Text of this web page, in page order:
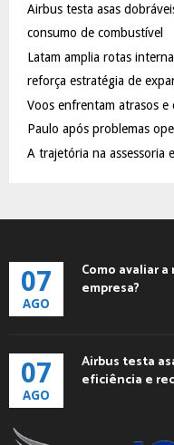
r
:
Airbus testa asas
consumo de combustível
Latam amplia rotas
reforça estratégia de
Voos enfrentam atrasos e
Paulo após problemas
A trajetória na assessoria
07
AGO
Como avaliar
empresa?
07
AGO
Airbus testa
eficiência e